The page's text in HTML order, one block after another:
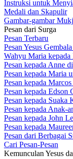
Instruksi untuk
Medali dan Skapulir
Gambar-gambar
Pesan dari Surga
Pesan Terbaru
Pesan Yesus
Wahyu Maria
Pesan kepada Anne
Pesan kepada Maria
Pesan kepada
Pesan kepada
Pesan kepada
Pesan kepada Anak-
Pesan kepada John
Pesan kepada
Pesan dari Berbagai
Cari Pesan-Pesan
Kemunculan Yesus